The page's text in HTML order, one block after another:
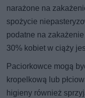
narażone na
spożycie
podatne na
30% kobiet w ciąży
Paciorkowce mogą
kropelkową lub
higieny również